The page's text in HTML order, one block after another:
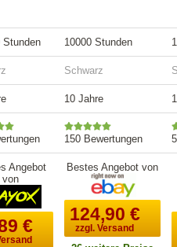
Stunden 10000 Stunden
Schwarz
10 Jahre
150 Bewertungen
Angebot
von
€
Bestes Angebot von
124,90 €
zzgl. Versand